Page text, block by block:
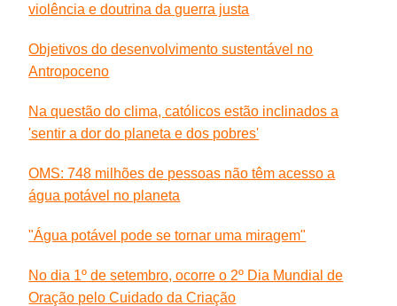
violência e doutrina da guerra justa
Objetivos do desenvolvimento sustentável no
Antropoceno
Na questão do clima, católicos estão inclinados a
'sentir a dor do planeta e dos pobres'
OMS: 748 milhões de pessoas não têm acesso a
água potável no planeta
"Água potável pode se tornar uma miragem"
No dia 1º de setembro, ocorre o 2º Dia Mundial de
Oração pelo Cuidado da Criação